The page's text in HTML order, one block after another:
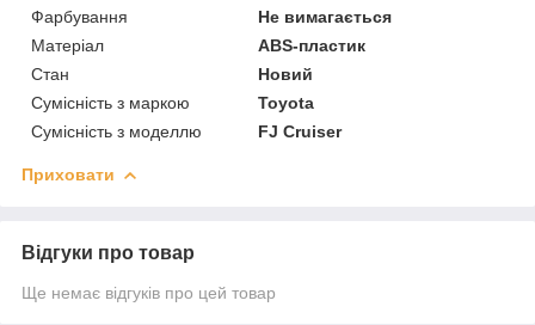
Фарбування
Не вимагається
Матеріал
ABS-пластик
Стан
Новий
Сумісність з маркою
Toyota
Сумісність з моделлю
FJ Cruiser
Приховати
Відгуки про товар
Ще немає відгуків про цей товар